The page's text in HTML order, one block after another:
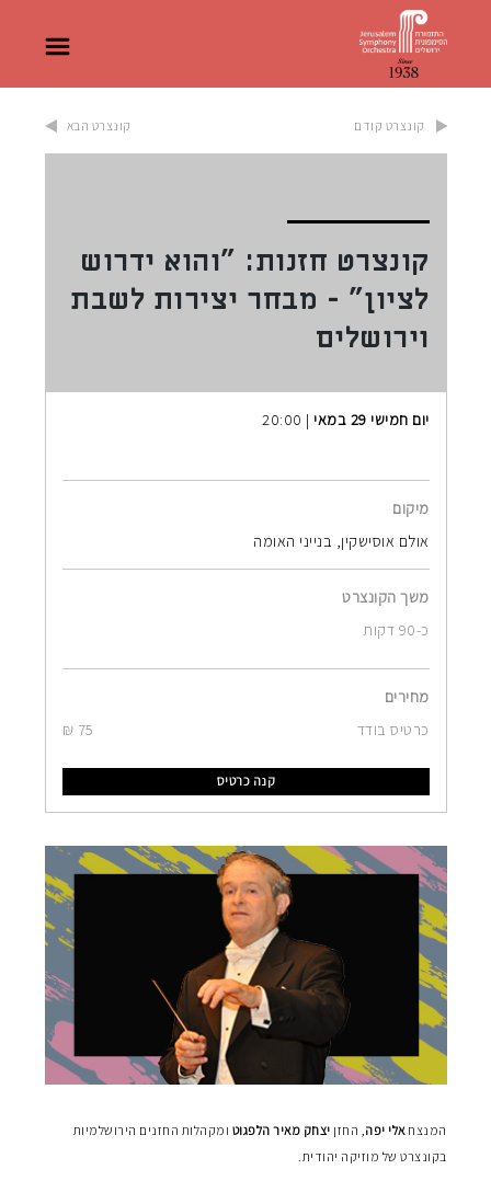
קונצרט קודם קונצרט הבא
קונצרט חזנות: "והוא ידרוש
לציון" - מבחר יצירות לשבת
וירושלים
יום חמישי 29 במאי | 20:00
מיקום
אולם אוסישקין, בנייני האומה
משך הקונצרט
כ-90 דקות
מחירים
כרטיס בודד
75 ₪
קנה כרטיס
המנצחאלי יפה, החזן יצחק מאיר הלפגוט ומקהלות החזנים הירושלמיות
בקונצרט של מוזיקה יהודית.